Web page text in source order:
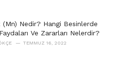
(Mn) Nedir? Hangi Besinlerde
Ve Zararları Nelerdir?
TEMMUZ 16, 2022